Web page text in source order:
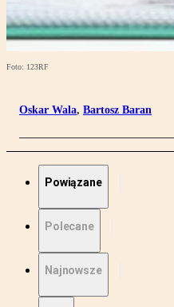
Foto: 123RF
Oskar Wala, Bartosz Baran
Powiązane
Polecane
Najnowsze